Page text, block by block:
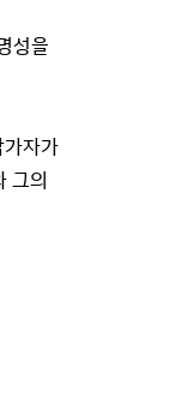
성을
자가
그의